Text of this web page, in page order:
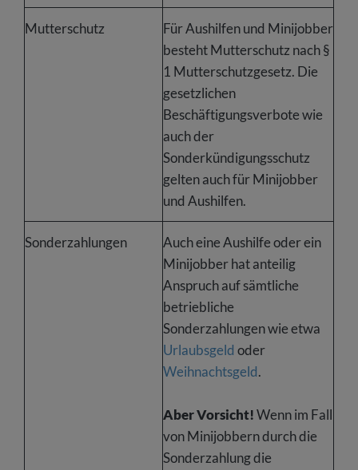
Mutterschutz
Für Aushilfen und Minijobber
besteht Mutterschutz nach §
1 Mutterschutzgesetz. Die
gesetzlichen
Beschäftigungsverbote wie
auch der
Sonderkündigungsschutz
gelten auch für Minijobber
und Aushilfen.
Sonderzahlungen
Auch eine Aushilfe oder ein
Minijobber hat anteilig
Anspruch auf sämtliche
betriebliche
Sonderzahlungen wie etwa
Urlaubsgeld oder
Weihnachtsgeld.
Aber Vorsicht!Wenn im Fall
von Minijobbern durch die
Sonderzahlung die